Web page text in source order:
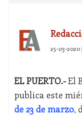
25-03-2020
EL PUERTO.-El
publica este
de 23 de marzo,